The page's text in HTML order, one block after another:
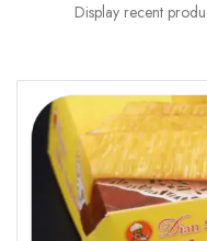
Display recent